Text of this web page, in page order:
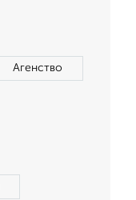
Агенство